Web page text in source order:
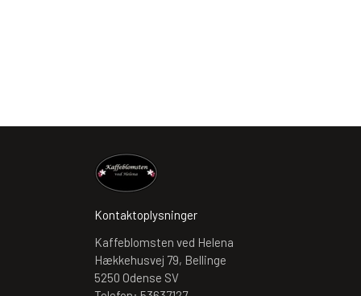
Kontaktoplysninger
Kaffeblomsten ved Helena
Hækkehusvej 79, Bellinge
5250 Odense SV